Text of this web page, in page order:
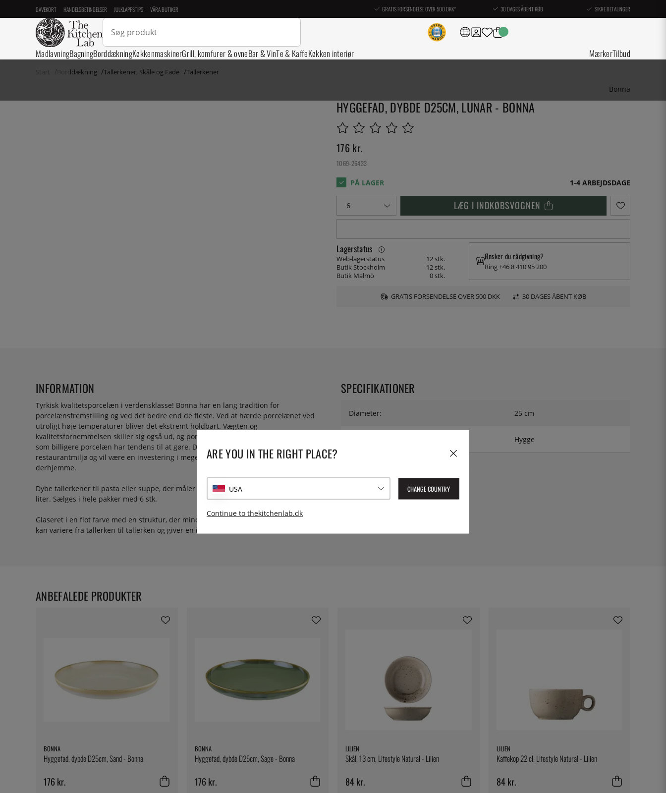
GAVEKORT HANDELSBETINGELSER JULKLAPPSTIPS VÅRA BUTIKER GRATIS FORSENDELSE OVER 500 DKK* 30 DAGES ÅBENT KØB SIKRE BETALINGER
MadlavningBagningBorddækningKøkkenmaskinerGrill, komfurer & ovneBar & VinTe & KaffeKøkken interiør MærkerTilbud
Start Borddækning Tallerkener, Skåle og Fade Tallerkener
Bonna
HYGGEFAD, DYBDE D25CM, LUNAR - BONNA
176 kr.
1069-26433
1-4 ARBEJDSDAGE
LÆG I INDKØBSVOGNEN
Lagerstatus
Web-lagerstatus
12 stk.
Butik Stockholm
12 stk.
Butik Malmö
0 stk.
Ønsker du rådgivning?
Ring +46 8 410 95 200
GRATIS FORSENDELSE OVER 500 DKK 30 DAGES ÅBENT KØB
INFORMATION
Tyrkisk kvalitetsporcelæn i verdensklasse! Bonna har en lang tradition for
porcelænsfremstilling og ved det bedre end de fleste. Ved at hærde porcelænet ved
utroligt høje temperaturer bliver det ekstremt holdbart. Vægten og
kvalitetsfornemmelsen skiller sig også ud, og porcelænet bliver ikke slidt og kedeligt,
som billigere porcelæn har tendens til at gøre. De er lavet til at kunne holde til et
restaurantmiljø og vil være en investering i meget lang tid, hvis du har dem
derhjemme.
Dybe tallerkener til pasta eller suppe, der måler 25 cm i diameter og rummer ca. 1,3
liter. Sælges i hele pakker med 6 stk.
Glaseret i en flot farve med en struktur, der minder om månens overflade. Glasuren
kan variere fra tallerken til tallerken og giver en individuel charme til hver tallerken.
SPECIFIKATIONER
Diameter: 25 cm
Hygge
EAN:86977000892242
BONNA
Hyggefad, dybde D25cm, Sand - Bonna
176 kr.
BONNA
Hyggefad, dybde D25cm, Sage - Bonna
176 kr.
LILIEN
Skål, 13 cm, Lifestyle Natural - Lilien
84 kr.
LILIEN
Kaffekop 22 cl, Lifestyle Natural - Lilien
84 kr.
ANBEFALEDE PRODUKTER
ARE YOU IN THE RIGHT PLACE?
USA CHANGE COUNTRY
Continue to thekitchenlab.dk